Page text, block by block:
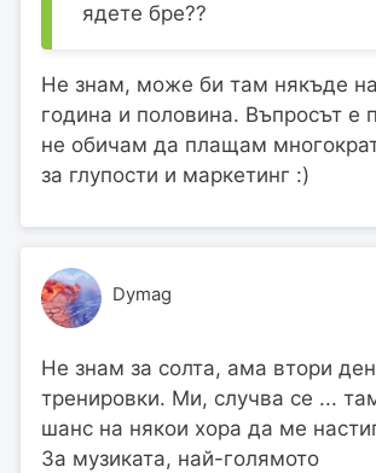
ядете бре??
Не знам, може би там някъде
година и половина. Въпросът е
не обичам да плащам
за глупости и маркетинг :)
Dymag
Не знам за солта, ама втори
тренировки. Ми, случва се ...
шанс на някои хора да ме
За музиката, най-голямото